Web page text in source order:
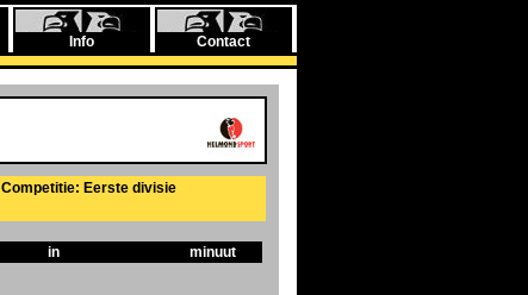
Info Contact
Competitie: Eerste divisie
in minuut